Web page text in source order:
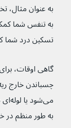
به عنوان
تسکین درد شما
گاهی اوقات،
به طور منظم در